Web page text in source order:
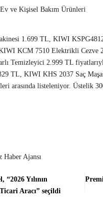
ve Kişisel Bakım Ürünleri
1.699 TL, KIWI
KCM 7510 Elektrikli
Temizleyici 2.999 TL
TL, KIWI KHS 2037 Saç
arasında listeleniyor. Üstelik
Ajansı
Aracı” seçildi